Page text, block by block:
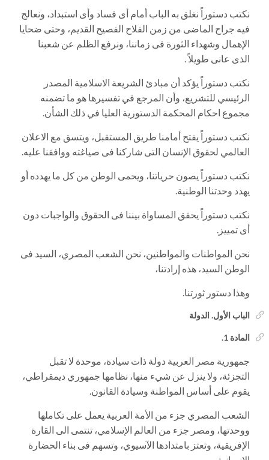
نكتب دستوراً نغلق به الباب أمام أى فساد وأى استبداد، ونعالج
فيه جراح الماضى من زمن الفلاح الفصيح القديم، وحتى ضحايا
الإهمال وشهداء الثورة فى زماننا، ونرفع الظلم عن شعبنا
الذى عانى طويلاً .
نكتب دستوراً يؤكد أن مبادئ الشريعة الاسلامية المصدر
الرئيسي للتشريع، وأن المرجع في تفسيرها هو ما تضمنه
مجموع احكام المحكمة الدستورية العليا في ذلك الشأن.
نكتب دستوراً يفتح أمامنا طريق المستقبل، ويتسق مع الاعلان
العالمي لحقوق الإنسان التى شاركنا فى صياغته ووافقنا عليه.
نكتب دستوراً يصون حرياتنا، ويحمى الوطن من كل ما يهدده أو
يهدد وحدتنا الوطنية.
نكتب دستوراً يحقق المساواة بيننا فى الحقوق والواجبات دون
أى تمييز.
نحن المواطنات والمواطنين، نحن الشعب المصري، السيد فى
الوطن السيد، هذه إرادتنا،
وهذا دستور ثورتنا.
الباب الأول. الدولة
المادة 1.
جمهورية مصر العربية دولة ذات سيادة، موحدة لا تقبل
التجزئة، ولا ينزل عن شيء منها، نظامها جمهوري ديمقراطي،
يقوم على أساس المواطنة وسيادة القانون.
الشعب المصري جزء من الأمة العربية يعمل على تكاملها
ووحدتها، ومصر جزء من العالم الإسلامي، تنتمى الى القارة
الإفريقية، وتعتز بامتدادها الآسيوي، وتسهم فى بناء الحضارة